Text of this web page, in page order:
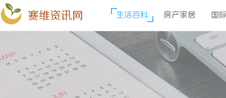
赛维资讯网 生活百科 房产家居 国